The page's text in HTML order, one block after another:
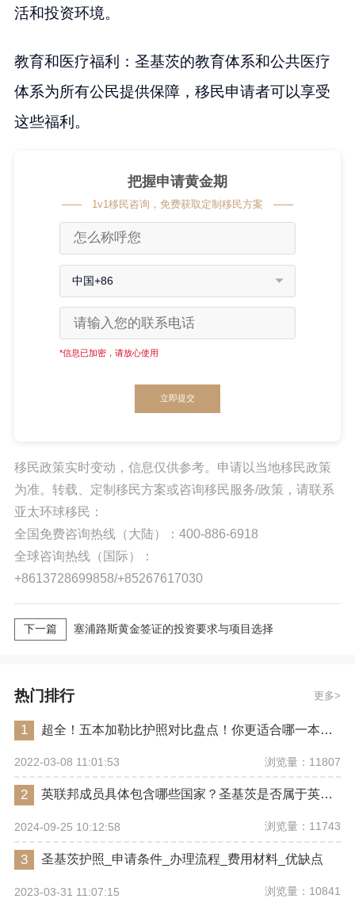
活和投资环境。
教育和医疗福利：圣基茨的教育体系和公共医疗
体系为所有公民提供保障，移民申请者可以享受
这些福利。
把握申请黄金期
1v1移民咨询，免费获取定制移民方案
中国+86
*信息已加密，请放心使用
立即提交
移民政策实时变动，信息仅供参考。申请以当地移民政策
为准。转载、定制移民方案或咨询移民服务/政策，请联系
亚太环球移民：
全国免费咨询热线（大陆）：400-886-6918
全球咨询热线（国际）：
+8613728699858/+85267617030
下一篇 塞浦路斯黄金签证的投资要求与项目选择
热门排行 更多
1 超全！五本加勒比护照对比盘点！你更适合哪一本护照？
2022-03-08 11:01:53 浏览量：11807
2 英联邦成员具体包含哪些国家？圣基茨是否属于英联邦国家呢？
2024-09-25 10:12:58 浏览量：11743
3 圣基茨护照_申请条件_办理流程_费用材料_优缺点
2023-03-31 11:07:15 浏览量：10841